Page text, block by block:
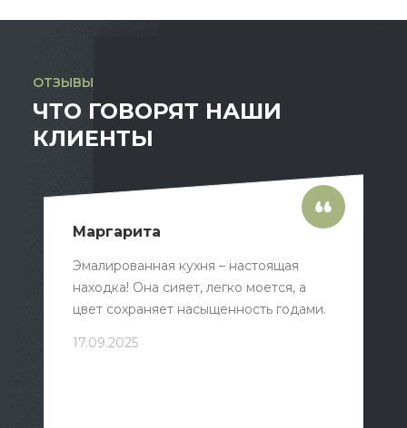
ОТЗЫВЫ
ЧТО ГОВОРЯТ НАШИ
КЛИЕНТЫ
Маргарита
Эмалированная кухня – настоящая
находка! Она сияет, легко моется, а
цвет сохраняет насыщенность годами.
17.09.2025